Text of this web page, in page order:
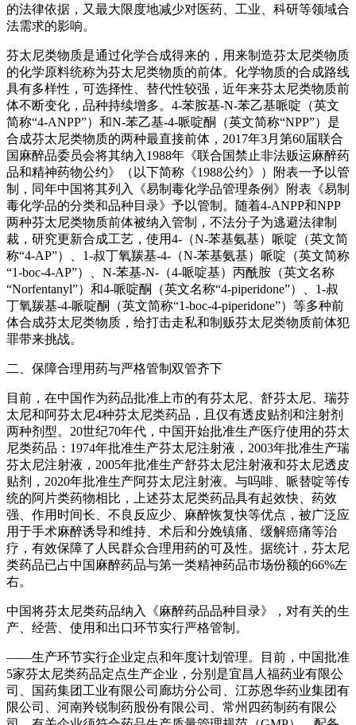
的法律依据，又最大限度地减少对医药、工业、科研等领域合
法需求的影响。
芬太尼类物质是通过化学合成得来的，用来制造芬太尼类物质
的化学原料统称为芬太尼类物质的前体。化学物质的合成路线
具有多样性，可选择性、替代性较强，近年来芬太尼类物质前
体不断变化，品种持续增多。4-苯胺基-N-苯乙基哌啶（英文
简称“4-ANPP”）和N-苯乙基-4-哌啶酮（英文简称“NPP”）是
合成芬太尼类物质的两种最直接前体，2017年3月第60届联合
国麻醉品委员会将其纳入1988年《联合国禁止非法贩运麻醉药
品和精神药物公约》（以下简称《1988公约》）附表一予以管
制，同年中国将其列入《易制毒化学品管理条例》附表《易制
毒化学品的分类和品种目录》予以管制。随着4-ANPP和NPP
两种芬太尼类物质前体被纳入管制，不法分子为逃避法律制
裁，研究更新合成工艺，使用4-（N-苯基氨基）哌啶（英文简
称“4-AP”）、1-叔丁氧羰基-4-（N-苯基氨基）哌啶（英文简称
“1-boc-4-AP”）、N-苯基-N-（4-哌啶基）丙酰胺（英文名称
“Norfentanyl”）和4-哌啶酮（英文名称“4-piperidone”）、1-叔
丁氧羰基-4-哌啶酮（英文简称“1-boc-4-piperidone”）等多种前
体合成芬太尼类物质，给打击走私和制贩芬太尼类物质前体犯
罪带来挑战。
二、保障合理用药与严格管制双管齐下
目前，在中国作为药品批准上市的有芬太尼、舒芬太尼、瑞芬
太尼和阿芬太尼4种芬太尼类药品，且仅有透皮贴剂和注射剂
两种剂型。20世纪70年代，中国开始批准生产医疗使用的芬太
尼类药品：1974年批准生产芬太尼注射液，2003年批准生产瑞
芬太尼注射液，2005年批准生产舒芬太尼注射液和芬太尼透皮
贴剂，2020年批准生产阿芬太尼注射液。与吗啡、哌替啶等传
统的阿片类药物相比，上述芬太尼类药品具有起效快、药效
强、作用时间长、不良反应少、麻醉恢复快等优点，被广泛应
用于手术麻醉诱导和维持、术后和分娩镇痛、缓解癌痛等治
疗，有效保障了人民群众合理用药的可及性。据统计，芬太尼
类药品已占中国麻醉药品与第一类精神药品市场份额的66%左
右。
中国将芬太尼类药品纳入《麻醉药品品种目录》，对有关的生
产、经营、使用和出口环节实行严格管制。
——生产环节实行企业定点和年度计划管理。目前，中国批准
5家芬太尼类药品定点生产企业，分别是宜昌人福药业有限公
司、国药集团工业有限公司廊坊分公司、江苏恩华药业集团有
限公司、河南羚锐制药股份有限公司、常州四药制药有限公